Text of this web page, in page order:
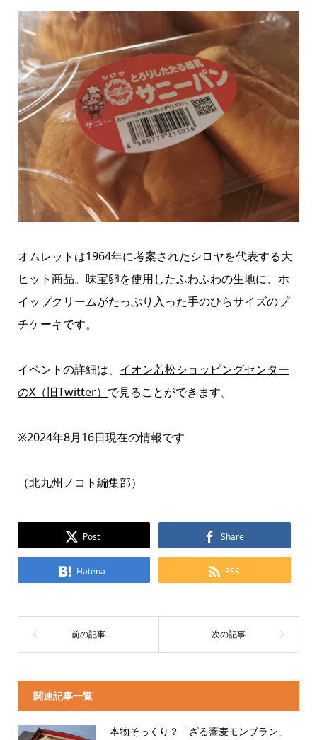
オムレットは1964年に考案されたシロヤを代表する大
ヒット商品。味宝卵を使用したふわふわの生地に、ホ
イップクリームがたっぷり入った手のひらサイズのプ
チケーキです。
イベントの詳細は、 イオン若松ショッピングセンター
のX（旧Twitter） で見ることができます。
※2024年8月16日現在の情報です
（北九州ノコト編集部）
Post Share
Hatena RSS
関連記事一覧
本物そっくり？「ざる蕎麦モンブラン」